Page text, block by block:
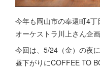
今年も岡山市の奉還町4
オーケストラ川上さん企
今回は、5/24（金）の夜
昼下がりにCOFFEE TO